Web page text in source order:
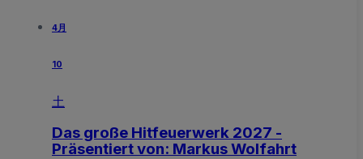
4月
10
土
Das große Hitfeuerwerk 2027 -
Präsentiert von: Markus Wolfahrt